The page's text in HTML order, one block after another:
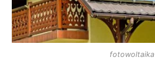
fotowoltaika